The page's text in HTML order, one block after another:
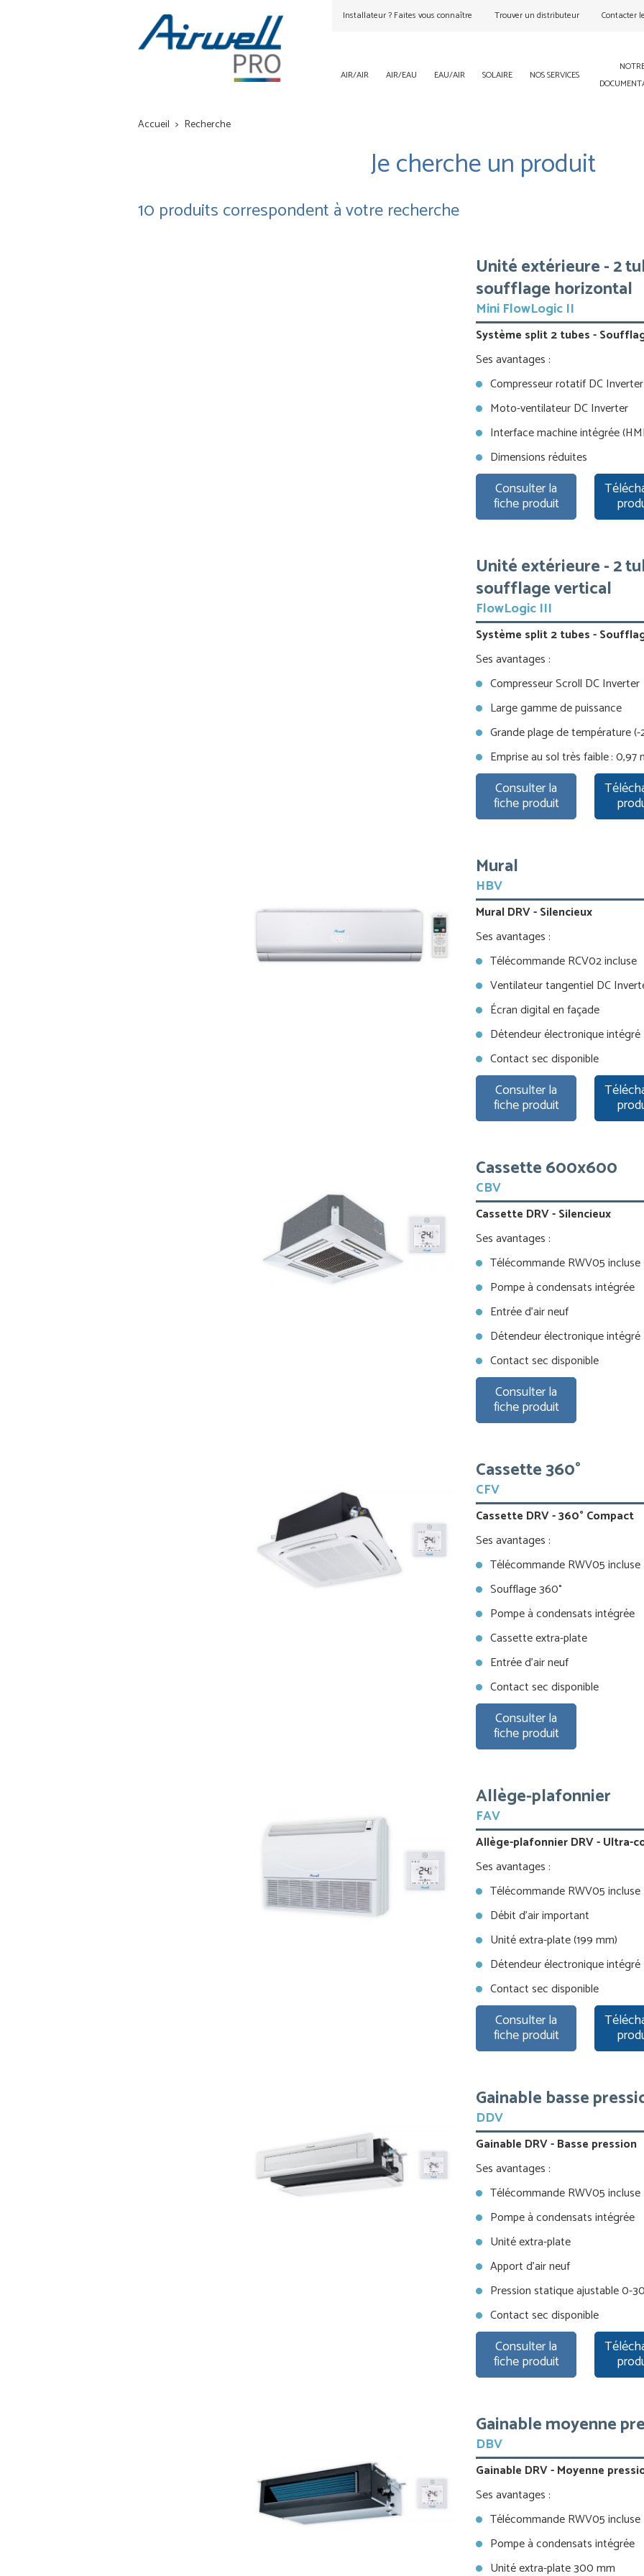
Installateur ? Faites vous connaître Trouver un distributeur Contacter
AIR/AIR AIR/EAU EAU/AIR SOLAIRE NOS SERVICES
Accueil Recherche
Je cherche un produit
10 produits correspondent à votre recherche
Unité extérieure - 2
soufflage horizontal
Mini FlowLogic II
Système split 2 tubes -
Ses avantages :
Compresseur rotatif DC Inverter
Moto-ventilateur DC Inverter
Interface machine intégrée
Dimensions réduites
Consulter la
fiche produit
Unité extérieure - 2
soufflage vertical
FlowLogic III
Système split 2 tubes -
Ses avantages :
Compresseur Scroll DC Inverter
Large gamme de puissance
Grande plage de température (-
Emprise au sol très faible : 0,97
Consulter la
fiche produit
Mural
HBV
Mural DRV - Silencieux
Ses avantages :
Télécommande RCV02 incluse
Ventilateur tangentiel DC
Écran digital en façade
Détendeur électronique intégré
Contact sec disponible
Consulter la
fiche produit
Cassette 600x600
CBV
Cassette DRV - Silencieux
Ses avantages :
Télécommande RWV05 incluse
Pompe à condensats intégrée
Entrée d’air neuf
Détendeur électronique intégré
Contact sec disponible
Consulter la
fiche produit
Cassette 360°
CFV
Cassette DRV - 360° Compact
Ses avantages :
Télécommande RWV05 incluse
Soufflage 360°
Pompe à condensats intégrée
Cassette extra-plate
Entrée d’air neuf
Contact sec disponible
Consulter la
fiche produit
Allège-plafonnier
FAV
Allège-plafonnier DRV - Ultra-
Ses avantages :
Télécommande RWV05 incluse
Débit d’air important
Unité extra-plate (199 mm)
Détendeur électronique intégré
Contact sec disponible
Consulter la
fiche produit
Gainable basse
DDV
Gainable DRV - Basse pression
Ses avantages :
Télécommande RWV05 incluse
Pompe à condensats intégrée
Unité extra-plate
Apport d’air neuf
Pression statique ajustable 0-
Contact sec disponible
Consulter la
fiche produit
Gainable moyenne
DBV
Gainable DRV - Moyenne
Ses avantages :
Télécommande RWV05 incluse
Pompe à condensats intégrée
Unité extra-plate 300 mm